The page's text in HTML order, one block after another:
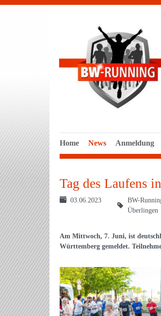
Home News Anmeldung
Tag des Laufens
03.06.2023 BW-
Überlingen
Am Mittwoch, 7. Juni, ist
Württemberg gemeldet.